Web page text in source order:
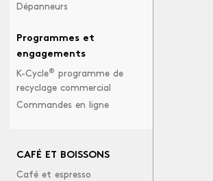
Dépanneurs
Programmes et
engagements
K-Cycle® programme de
recyclage commercial
Commandes en ligne
CAFÉ ET BOISSONS
Café et espresso